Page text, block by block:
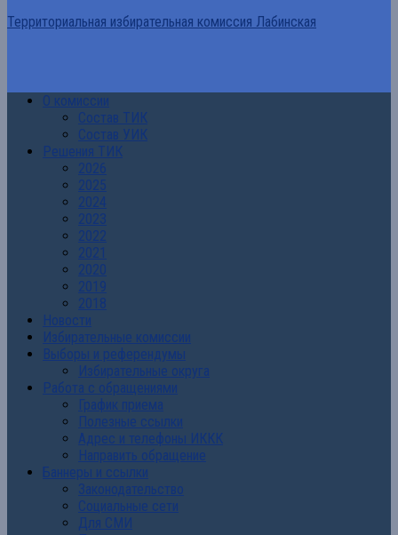
Территориальная избирательная комиссия Лабинская
О комиссии
Состав ТИК
Состав УИК
Решения ТИК
2026
2025
2024
2023
2022
2021
2020
2019
2018
Новости
Избирательные комиссии
Выборы и референдумы
Избирательные округа
Работа с обращениями
График приема
Полезные ссылки
Адрес и телефоны ИККК
Направить обращение
Баннеры и ссылки
Законодательство
Социальные сети
Для СМИ